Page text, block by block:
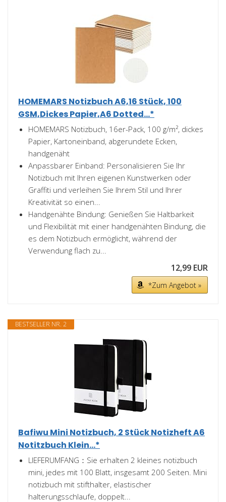
HOMEMARS Notizbuch A6,16 Stück, 100
GSM,Dickes Papier,A6 Dotted...*
HOMEMARS Notizbuch, 16er-Pack, 100 g/m², dickes
Papier, Kartoneinband, abgerundete Ecken,
handgenäht
Anpassbarer Einband: Personalisieren Sie Ihr
Notizbuch mit Ihren eigenen Kunstwerken oder
Graffiti und verleihen Sie Ihrem Stil und Ihrer
Kreativität so einen...
Handgenähte Bindung: Genießen Sie Haltbarkeit
und Flexibilität mit einer handgenähten Bindung, die
es dem Notizbuch ermöglicht, während der
Verwendung flach zu...
12,99 EUR
*Zum Angebot »
BESTSELLER NR. 2
Bafiwu Mini Notizbuch, 2 Stück Notizheft A6
Notitzbuch Klein...*
LIEFERUMFANG：Sie erhalten 2 kleines notizbuch
mini, jedes mit 100 Blatt, insgesamt 200 Seiten. Mini
notizbuch mit stifthalter, elastischer
halterungsschlaufe, doppelt...